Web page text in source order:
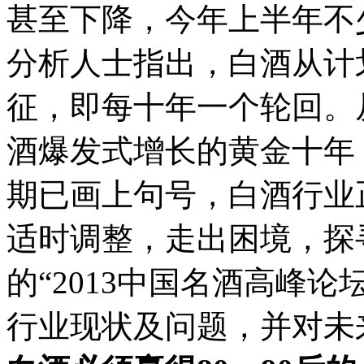
甚至下降，今年上半年
分析人士指出，白酒从
征，即每十年一个轮回
酒爆发式增长的黄金十
期已画上句号，白酒行
适时调整，走出困境，
的“2013中国名酒高峰论
行业现状及问题，并对